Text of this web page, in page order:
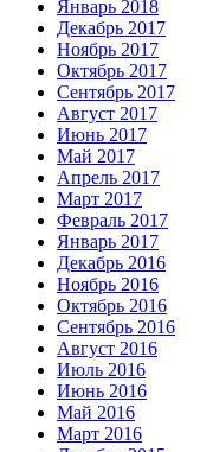
Январь 2018
Декабрь 2017
Ноябрь 2017
Октябрь 2017
Сентябрь 2017
Август 2017
Июнь 2017
Май 2017
Апрель 2017
Март 2017
Февраль 2017
Январь 2017
Декабрь 2016
Ноябрь 2016
Октябрь 2016
Сентябрь 2016
Август 2016
Июль 2016
Июнь 2016
Май 2016
Март 2016